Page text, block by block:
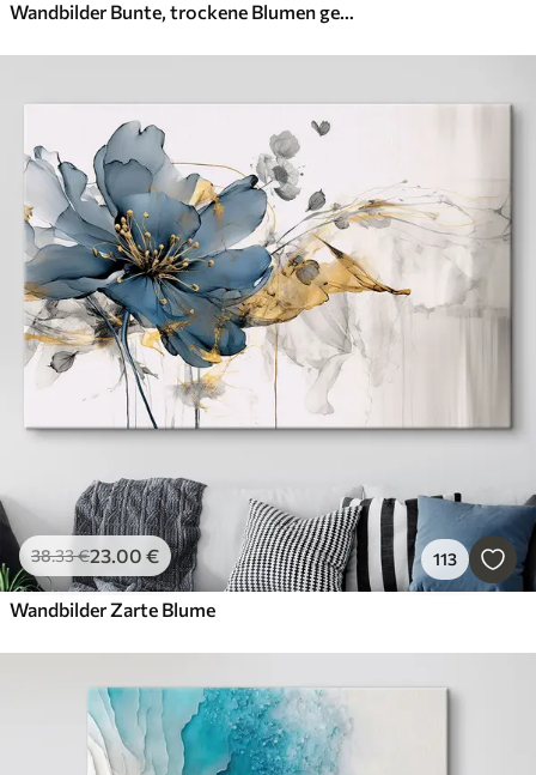
Wandbilder Bunte, trockene Blumen gedruckte Textur
38.33€23.00 € 113
Wandbilder Zarte Blume